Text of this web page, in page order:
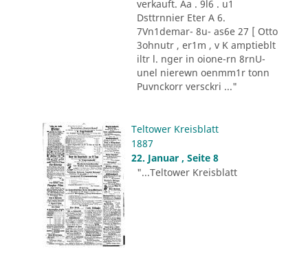
verkauft. Aa . 9l6 . u1
Dsttrnnier Eter A 6.
7Vn1demar- 8u- as6e 27 [ Otto
3ohnutr , er1m , v K amptieblt
iltr l. nger in oione-rn 8rnU-
unel nierewn oenmm1r tonn
Puvnckorr versckri ..."
Teltower Kreisblatt
1887
22. Januar , Seite 8
"...Teltower Kreisblatt